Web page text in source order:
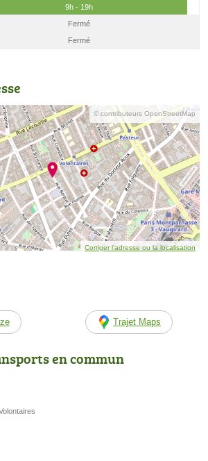
9h - 19h
Fermé
Fermé
© contributeurs OpenStreetMap
Corriger l’adresse ou la localisation
Trajet Maps
en commun